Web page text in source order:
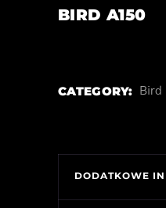
BIRD A150
CATEGORY: Bird
DODATKOWE